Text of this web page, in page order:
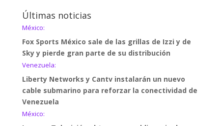
Últimas noticias
México:
Fox Sports México sale de las grillas de Izzi y de
Sky y pierde gran parte de su distribución
Venezuela:
Liberty Networks y Cantv instalarán un nuevo
cable submarino para reforzar la conectividad de
Venezuela
México: